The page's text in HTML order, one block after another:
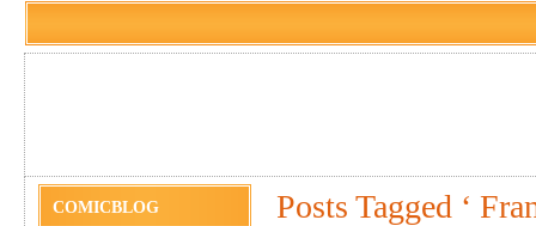
COMICBLOG Posts Tagged ‘